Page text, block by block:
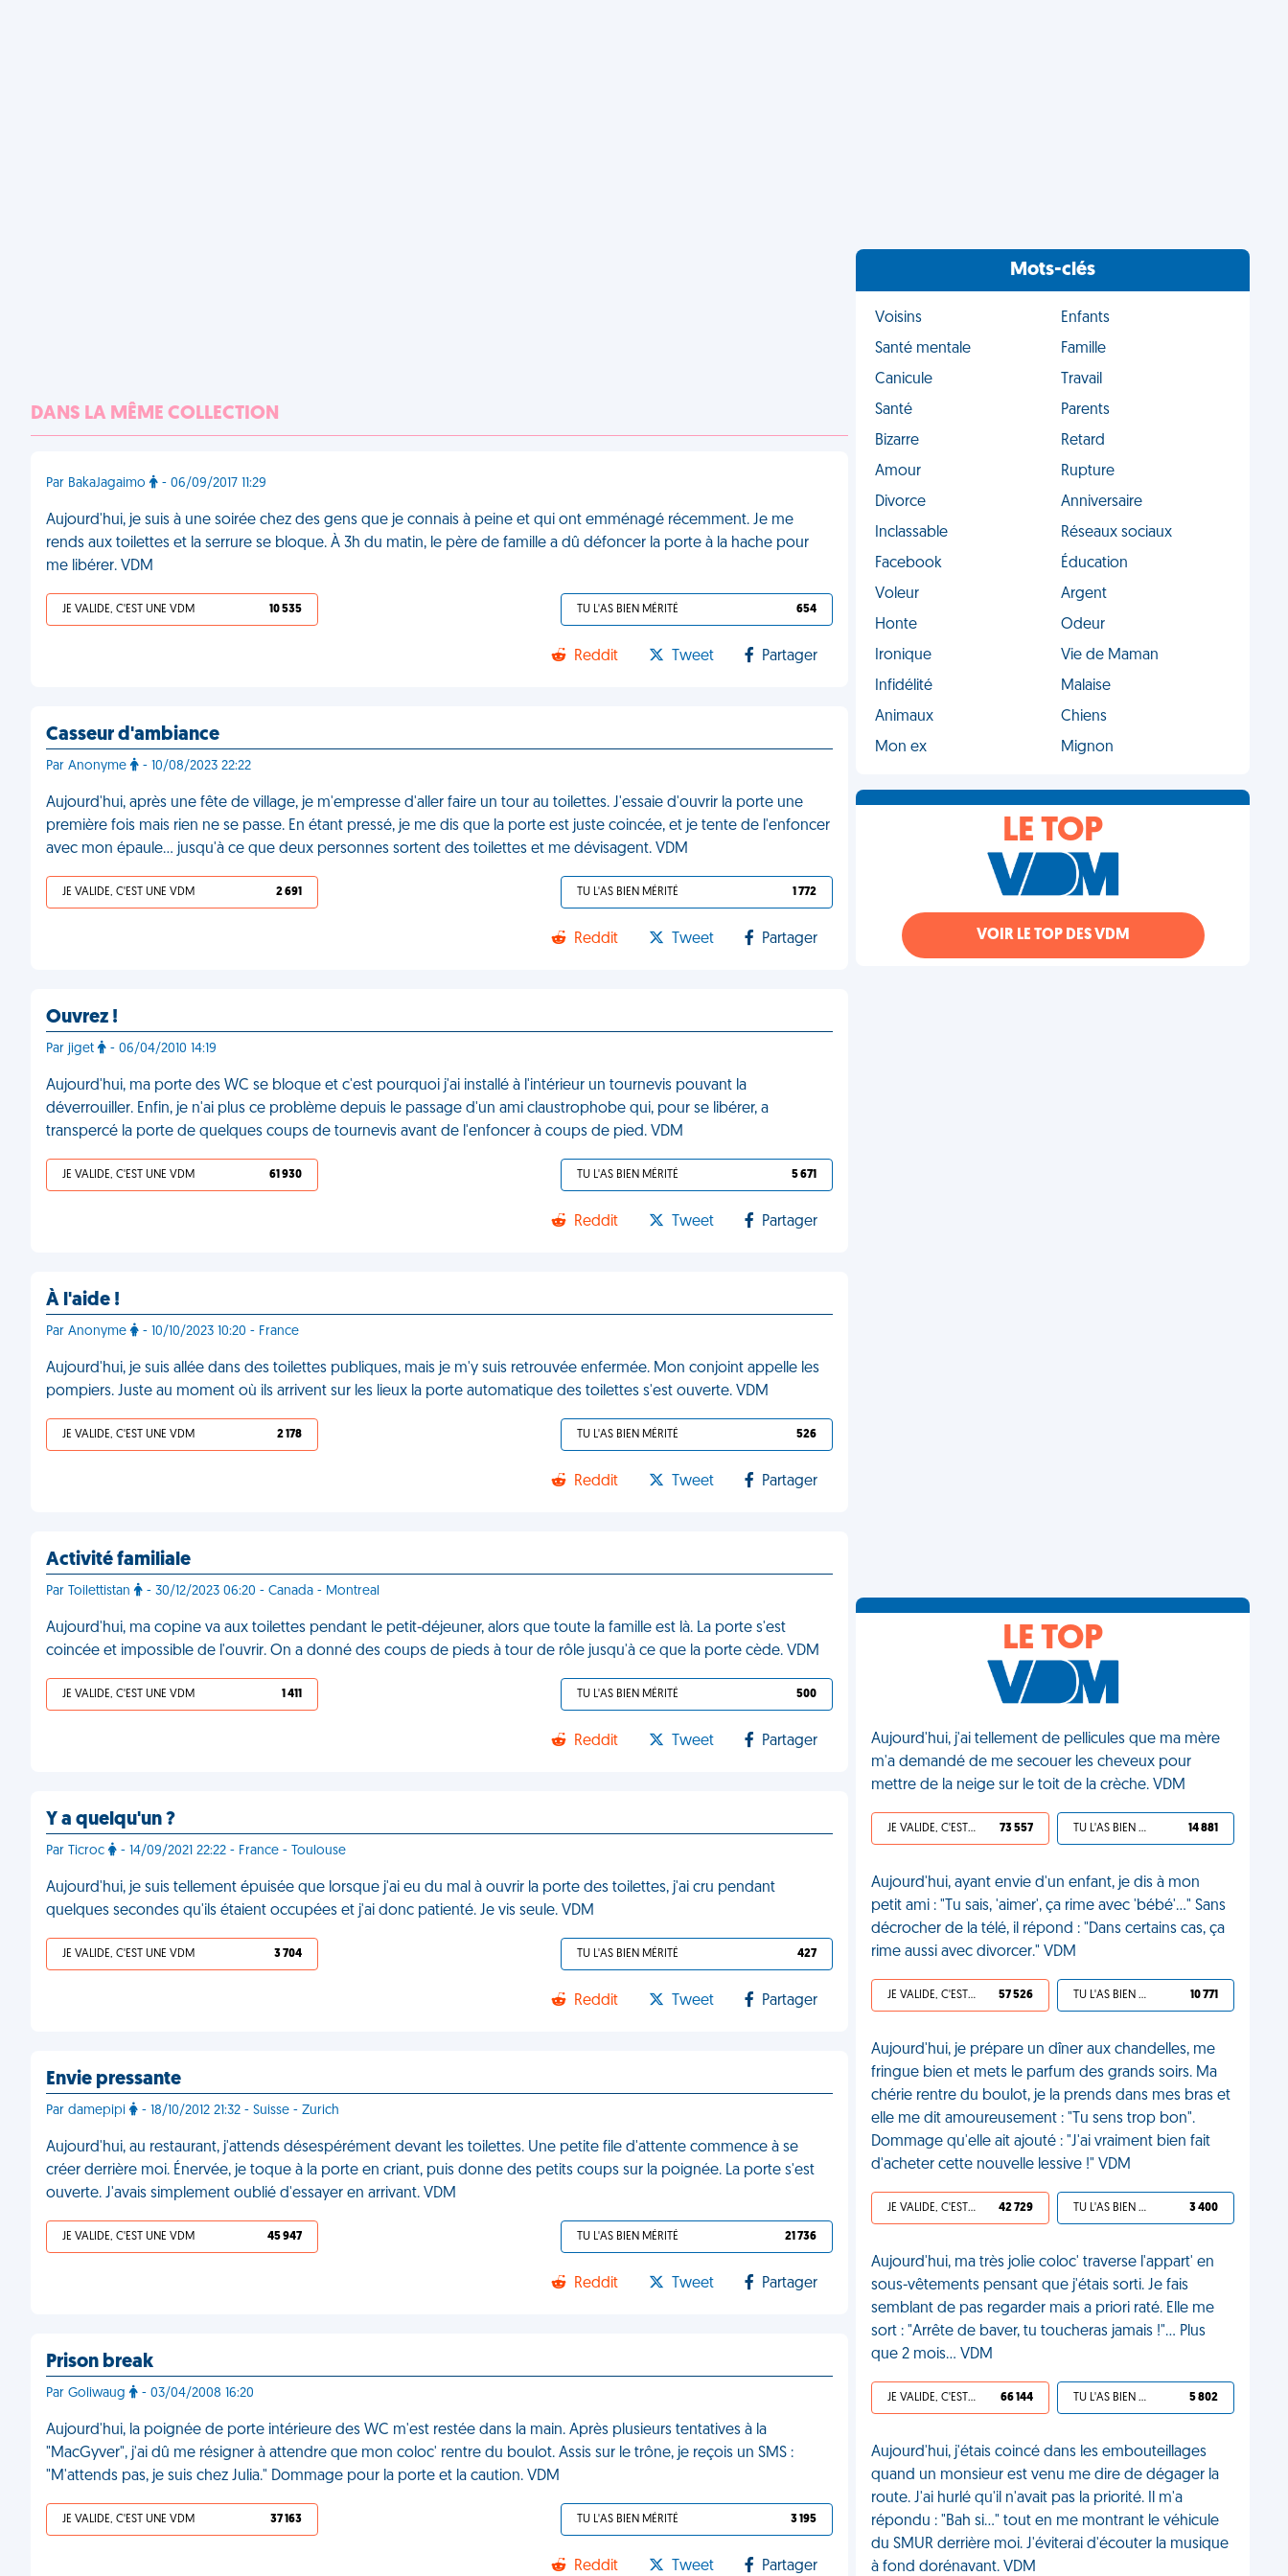
DANS LA MÊME COLLECTION
Par BakaJagaimo - 06/09/2017 11:29
Aujourd'hui, je suis à une soirée chez des gens que je connais à peine et qui ont emménagé récemment. Je me
rends aux toilettes et la serrure se bloque. À 3h du matin, le père de famille a dû défoncer la porte à la hache pour
me libérer. VDM
JE VALIDE, C'EST UNE VDM 10 535 TU L'AS BIEN MÉRITÉ 654
Reddit Tweet Partager
Casseur d'ambiance
Par Anonyme - 10/08/2023 22:22
Aujourd'hui, après une fête de village, je m'empresse d'aller faire un tour au toilettes. J'essaie d'ouvrir la porte une
première fois mais rien ne se passe. En étant pressé, je me dis que la porte est juste coincée, et je tente de l'enfoncer
avec mon épaule… jusqu'à ce que deux personnes sortent des toilettes et me dévisagent. VDM
JE VALIDE, C'EST UNE VDM 2 691 TU L'AS BIEN MÉRITÉ 1 772
Reddit Tweet Partager
Ouvrez !
Par jiget - 06/04/2010 14:19
Aujourd'hui, ma porte des WC se bloque et c'est pourquoi j'ai installé à l'intérieur un tournevis pouvant la
déverrouiller. Enfin, je n'ai plus ce problème depuis le passage d'un ami claustrophobe qui, pour se libérer, a
transpercé la porte de quelques coups de tournevis avant de l'enfoncer à coups de pied. VDM
JE VALIDE, C'EST UNE VDM 61 930 TU L'AS BIEN MÉRITÉ 5 671
Reddit Tweet Partager
À l'aide !
Par Anonyme - 10/10/2023 10:20 - France
Aujourd'hui, je suis allée dans des toilettes publiques, mais je m'y suis retrouvée enfermée. Mon conjoint appelle les
pompiers. Juste au moment où ils arrivent sur les lieux la porte automatique des toilettes s'est ouverte. VDM
JE VALIDE, C'EST UNE VDM 2 178 TU L'AS BIEN MÉRITÉ 526
Reddit Tweet Partager
Activité familiale
Par Toilettistan - 30/12/2023 06:20 - Canada - Montreal
Aujourd'hui, ma copine va aux toilettes pendant le petit-déjeuner, alors que toute la famille est là. La porte s'est
coincée et impossible de l'ouvrir. On a donné des coups de pieds à tour de rôle jusqu'à ce que la porte cède. VDM
JE VALIDE, C'EST UNE VDM 1 411 TU L'AS BIEN MÉRITÉ 500
Reddit Tweet Partager
Y a quelqu'un ?
Par Ticroc - 14/09/2021 22:22 - France - Toulouse
Aujourd'hui, je suis tellement épuisée que lorsque j'ai eu du mal à ouvrir la porte des toilettes, j'ai cru pendant
quelques secondes qu'ils étaient occupées et j'ai donc patienté. Je vis seule. VDM
JE VALIDE, C'EST UNE VDM 3 704 TU L'AS BIEN MÉRITÉ 427
Reddit Tweet Partager
Envie pressante
Par damepipi - 18/10/2012 21:32 - Suisse - Zurich
Aujourd'hui, au restaurant, j'attends désespérément devant les toilettes. Une petite file d'attente commence à se
créer derrière moi. Énervée, je toque à la porte en criant, puis donne des petits coups sur la poignée. La porte s'est
ouverte. J'avais simplement oublié d'essayer en arrivant. VDM
JE VALIDE, C'EST UNE VDM 45 947 TU L'AS BIEN MÉRITÉ 21 736
Reddit Tweet Partager
Prison break
Par Goliwaug - 03/04/2008 16:20
Aujourd'hui, la poignée de porte intérieure des WC m'est restée dans la main. Après plusieurs tentatives à la
"MacGyver", j'ai dû me résigner à attendre que mon coloc' rentre du boulot. Assis sur le trône, je reçois un SMS :
"M'attends pas, je suis chez Julia." Dommage pour la porte et la caution. VDM
JE VALIDE, C'EST UNE VDM 37 163 TU L'AS BIEN MÉRITÉ 3 195
Reddit Tweet Partager
Mots-clés
Voisins
Enfants
Santé mentale
Famille
Canicule
Travail
Santé
Parents
Bizarre
Retard
Amour
Rupture
Divorce
Anniversaire
Inclassable
Réseaux sociaux
Facebook
Éducation
Voleur
Argent
Honte
Odeur
Ironique
Vie de Maman
Infidélité
Malaise
Animaux
Chiens
Mon ex
Mignon
LE TOP
VOIR LE TOP DES VDM
LE TOP
Aujourd'hui, j'ai tellement de pellicules que ma mère
m'a demandé de me secouer les cheveux pour
mettre de la neige sur le toit de la crèche. VDM
JE VALIDE, C'EST UNE VDM 73 557 TU L'AS BIEN MÉRITÉ 14 881
Aujourd'hui, ayant envie d'un enfant, je dis à mon
petit ami : "Tu sais, 'aimer', ça rime avec 'bébé'..." Sans
décrocher de la télé, il répond : "Dans certains cas, ça
rime aussi avec divorcer." VDM
JE VALIDE, C'EST UNE VDM 57 526 TU L'AS BIEN MÉRITÉ 10 771
Aujourd'hui, je prépare un dîner aux chandelles, me
fringue bien et mets le parfum des grands soirs. Ma
chérie rentre du boulot, je la prends dans mes bras et
elle me dit amoureusement : "Tu sens trop bon".
Dommage qu'elle ait ajouté : "J'ai vraiment bien fait
d'acheter cette nouvelle lessive !" VDM
JE VALIDE, C'EST UNE VDM 42 729 TU L'AS BIEN MÉRITÉ 3 400
Aujourd'hui, ma très jolie coloc' traverse l'appart' en
sous-vêtements pensant que j'étais sorti. Je fais
semblant de pas regarder mais a priori raté. Elle me
sort : "Arrête de baver, tu toucheras jamais !"... Plus
que 2 mois... VDM
JE VALIDE, C'EST UNE VDM 66 144 TU L'AS BIEN MÉRITÉ 5 802
Aujourd'hui, j'étais coincé dans les embouteillages
quand un monsieur est venu me dire de dégager la
route. J'ai hurlé qu'il n'avait pas la priorité. Il m'a
répondu : "Bah si…" tout en me montrant le véhicule
du SMUR derrière moi. J'éviterai d'écouter la musique
à fond dorénavant. VDM